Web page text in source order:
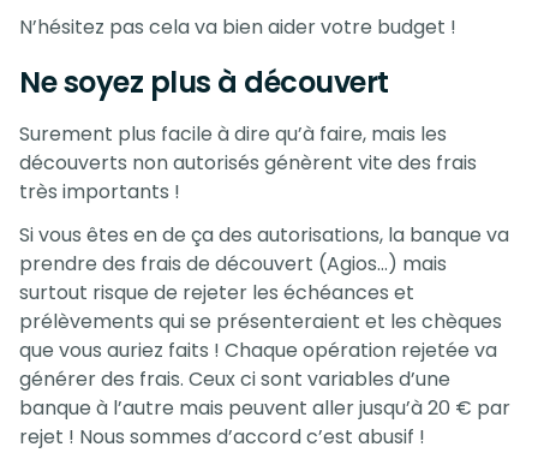
N’hésitez pas cela va bien aider votre budget !
Ne soyez plus à découvert
Surement plus facile à dire qu’à faire, mais les
découverts non autorisés génèrent vite des frais
très importants !
Si vous êtes en de ça des autorisations, la banque va
prendre des frais de découvert (Agios…) mais
surtout risque de rejeter les échéances et
prélèvements qui se présenteraient et les chèques
que vous auriez faits ! Chaque opération rejetée va
générer des frais. Ceux ci sont variables d’une
banque à l’autre mais peuvent aller jusqu’à 20 € par
rejet ! Nous sommes d’accord c’est abusif !